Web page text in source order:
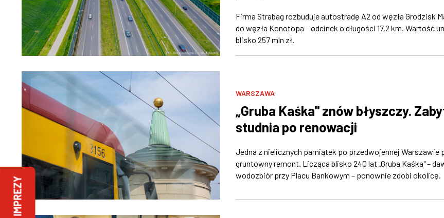
Firma Strabag rozbuduje autostradę A2 od węzła Grodzisk
do węzła Konotopa – odcinek o długości 17,2 km. Wartość
blisko 257 mln zł.
WARSZAWA
„Gruba Kaśka" znów błyszczy.
studnia po renowacji
Jedna z nielicznych pamiątek po przedwojennej Warszawie
gruntowny remont. Licząca blisko 240 lat „Gruba Kaśka" –
wodozbiór przy Placu Bankowym – ponownie zdobi okolicę.
IMPREZY